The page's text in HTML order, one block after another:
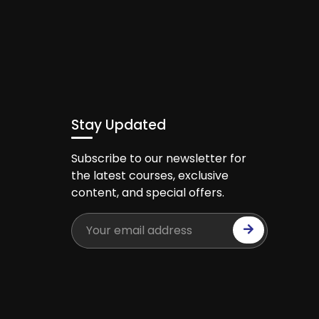
Stay Updated
Subscribe to our newsletter for
the latest courses, exclusive
content, and special offers.